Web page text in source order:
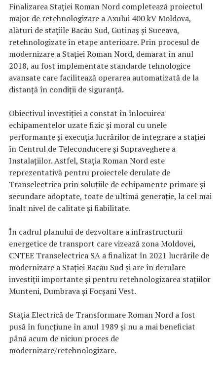
Finalizarea Stației Roman Nord completează proiectul
major de retehnologizare a Axului 400 kV Moldova,
alături de stațiile Bacău Sud, Gutinaș și Suceava,
retehnologizate în etape anterioare. Prin procesul de
modernizare a Stației Roman Nord, demarat în anul
2018, au fost implementate standarde tehnologice
avansate care facilitează operarea automatizată de la
distanță în condiții de siguranță.
Obiectivul investiției a constat în înlocuirea
echipamentelor uzate fizic și moral cu unele
performante și execuția lucrărilor de integrare a stației
în Centrul de Teleconducere și Supraveghere a
Instalațiilor. Astfel, Stația Roman Nord este
reprezentativă pentru proiectele derulate de
Transelectrica prin soluțiile de echipamente primare și
secundare adoptate, toate de ultimă generație, la cel mai
înalt nivel de calitate și fiabilitate.
În cadrul planului de dezvoltare a infrastructurii
energetice de transport care vizează zona Moldovei,
CNTEE Transelectrica SA a finalizat în 2021 lucrările de
modernizare a Stației Bacău Sud și are în derulare
investiții importante și pentru retehnologizarea stațiilor
Munteni, Dumbrava și Focșani Vest.
Stația Electrică de Transformare Roman Nord a fost
pusă în funcțiune în anul 1989 și nu a mai beneficiat
până acum de niciun proces de
modernizare/retehnologizare.